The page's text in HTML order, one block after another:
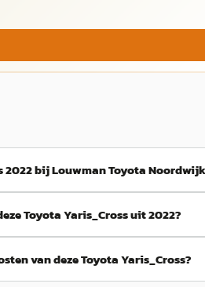
2022 bij Louwman Toyota
Toyota Yaris_Cross uit 2022?
van deze Toyota Yaris_Cross?